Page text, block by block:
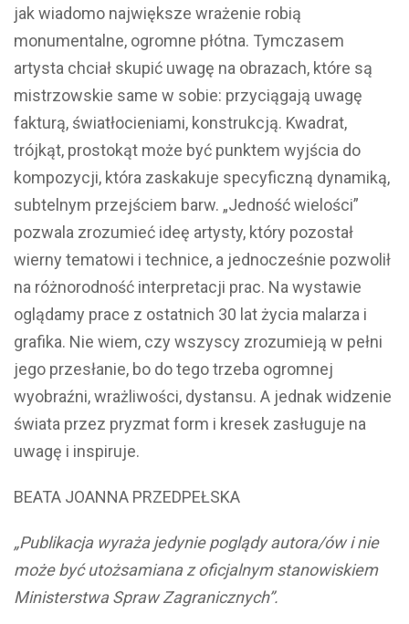
jak wiadomo największe wrażenie robią
monumentalne, ogromne płótna. Tymczasem
artysta chciał skupić uwagę na obrazach, które są
mistrzowskie same w sobie: przyciągają uwagę
fakturą, światłocieniami, konstrukcją. Kwadrat,
trójkąt, prostokąt może być punktem wyjścia do
kompozycji, która zaskakuje specyficzną dynamiką,
subtelnym przejściem barw. „Jedność wielości”
pozwala zrozumieć ideę artysty, który pozostał
wierny tematowi i technice, a jednocześnie pozwolił
na różnorodność interpretacji prac. Na wystawie
oglądamy prace z ostatnich 30 lat życia malarza i
grafika. Nie wiem, czy wszyscy zrozumieją w pełni
jego przesłanie, bo do tego trzeba ogromnej
wyobraźni, wrażliwości, dystansu. A jednak widzenie
świata przez pryzmat form i kresek zasługuje na
uwagę i inspiruje.
BEATA JOANNA PRZEDPEŁSKA
„Publikacja wyraża jedynie poglądy autora/ów i nie
może być utożsamiana z oficjalnym stanowiskiem
Ministerstwa Spraw Zagranicznych”.